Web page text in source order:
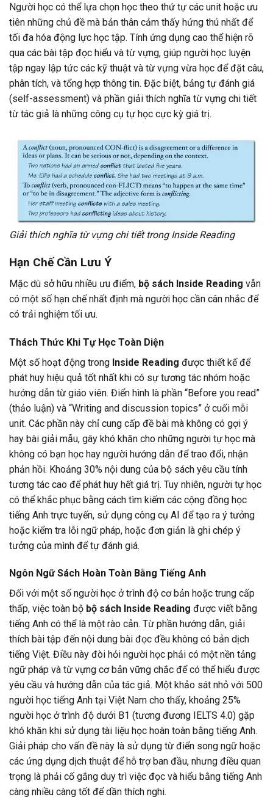
Người học có thể lựa chọn học theo thứ tự các unit hoặc ưu
tiên những chủ đề mà bản thân cảm thấy hứng thú nhất để
tối đa hóa động lực học tập. Tính ứng dụng cao thể hiện rõ
qua các bài tập đọc hiểu và từ vựng, giúp người học luyện
tập ngay lập tức các kỹ thuật và từ vựng vừa học để đặt câu,
phân tích, và tổng hợp thông tin. Đặc biệt, bảng tự đánh giá
(self-assessment) và phần giải thích nghĩa từ vựng chi tiết
từ tác giả là những công cụ tự học cực kỳ giá trị.
Giải thích nghĩa từ vựng chi tiết trong Inside Reading
Hạn Chế Cần Lưu Ý
Mặc dù sở hữu nhiều ưu điểm, bộ sách Inside Reading vẫn
có một số hạn chế nhất định mà người học cần cân nhắc để
có trải nghiệm tối ưu.
Thách Thức Khi Tự Học Toàn Diện
Một số hoạt động trong Inside Reading được thiết kế để
phát huy hiệu quả tốt nhất khi có sự tương tác nhóm hoặc
hướng dẫn từ giáo viên. Điển hình là phần “Before you read”
(thảo luận) và “Writing and discussion topics” ở cuối mỗi
unit. Các phần này chỉ cung cấp đề bài mà không có gợi ý
hay bài giải mẫu, gây khó khăn cho những người tự học mà
không có bạn học hay người hướng dẫn để trao đổi, nhận
phản hồi. Khoảng 30% nội dung của bộ sách yêu cầu tính
tương tác cao để phát huy hết giá trị. Tuy nhiên, người tự học
có thể khắc phục bằng cách tìm kiếm các cộng đồng học
tiếng Anh trực tuyến, sử dụng công cụ AI để tạo ra ý tưởng
hoặc kiểm tra lỗi ngữ pháp, hoặc đơn giản là ghi chép ý
tưởng của mình để tự đánh giá.
Ngôn Ngữ Sách Hoàn Toàn Bằng Tiếng Anh
Đối với một số người học ở trình độ cơ bản hoặc trung cấp
thấp, việc toàn bộ bộ sách Inside Reading được viết bằng
tiếng Anh có thể là một rào cản. Từ phần hướng dẫn, giải
thích bài tập đến nội dung bài đọc đều không có bản dịch
tiếng Việt. Điều này đòi hỏi người học phải có một nền tảng
ngữ pháp và từ vựng cơ bản vững chắc để có thể hiểu được
yêu cầu và hướng dẫn của tác giả. Một khảo sát nhỏ với 500
người học tiếng Anh tại Việt Nam cho thấy, khoảng 25%
người học ở trình độ dưới B1 (tương đương IELTS 4.0) gặp
khó khăn khi sử dụng tài liệu học hoàn toàn bằng tiếng Anh.
Giải pháp cho vấn đề này là sử dụng từ điển song ngữ hoặc
các ứng dụng dịch thuật để hỗ trợ ban đầu, nhưng điều quan
trọng là phải cố gắng duy trì việc đọc và hiểu bằng tiếng Anh
càng nhiều càng tốt để dần thích nghi.